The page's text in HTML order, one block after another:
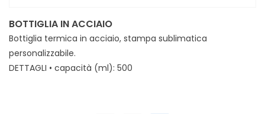
BOTTIGLIA IN ACCIAIO
Bottiglia termica in acciaio, stampa sublimatica
personalizzabile.
DETTAGLI • capacità (ml): 500